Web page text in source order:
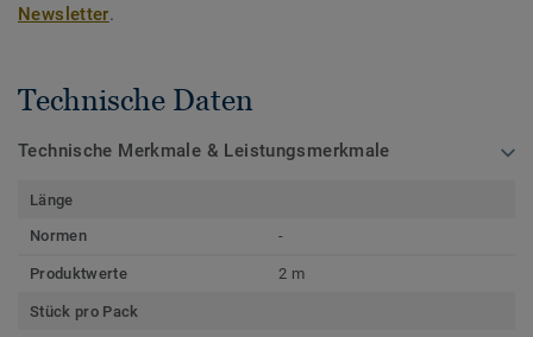
Newsletter.
Technische Daten
Technische Merkmale & Leistungsmerkmale
Länge
Normen
-
Produktwerte 2 m
Stück pro Pack